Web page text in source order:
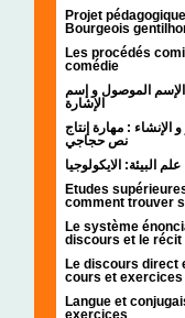
Projet
Bourgeois
Les procédés
comédie
الموصول و إسم
الإشارة
الإنشاء : مهارة إنتاج
نص حجاجي
علم البيئة: الايكولوجيا
Etudes
comment trouver
Le système
discours et le récit
Le discours direct
cours et exercices
Langue et
exercices